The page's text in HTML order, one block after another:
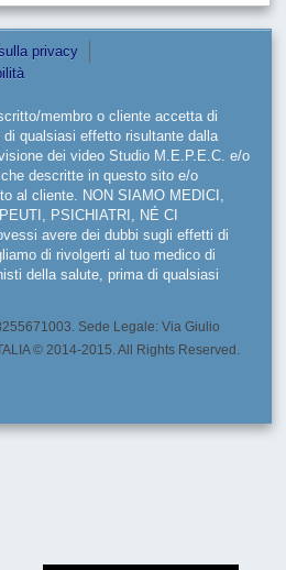
privacy
membro o cliente accetta di
di qualsiasi effetto risultante dalla
dei video Studio M.E.P.E.C. e/o
descritte in questo sito e/o
al cliente. NON SIAMO MEDICI,
PSICHIATRI, NÉ CI
avere dei dubbi sugli effetti di
di rivolgerti al tuo medico di
della salute, prima di qualsiasi
Sede Legale: Via Giulio
© 2014-2015. All Rights Reserved.